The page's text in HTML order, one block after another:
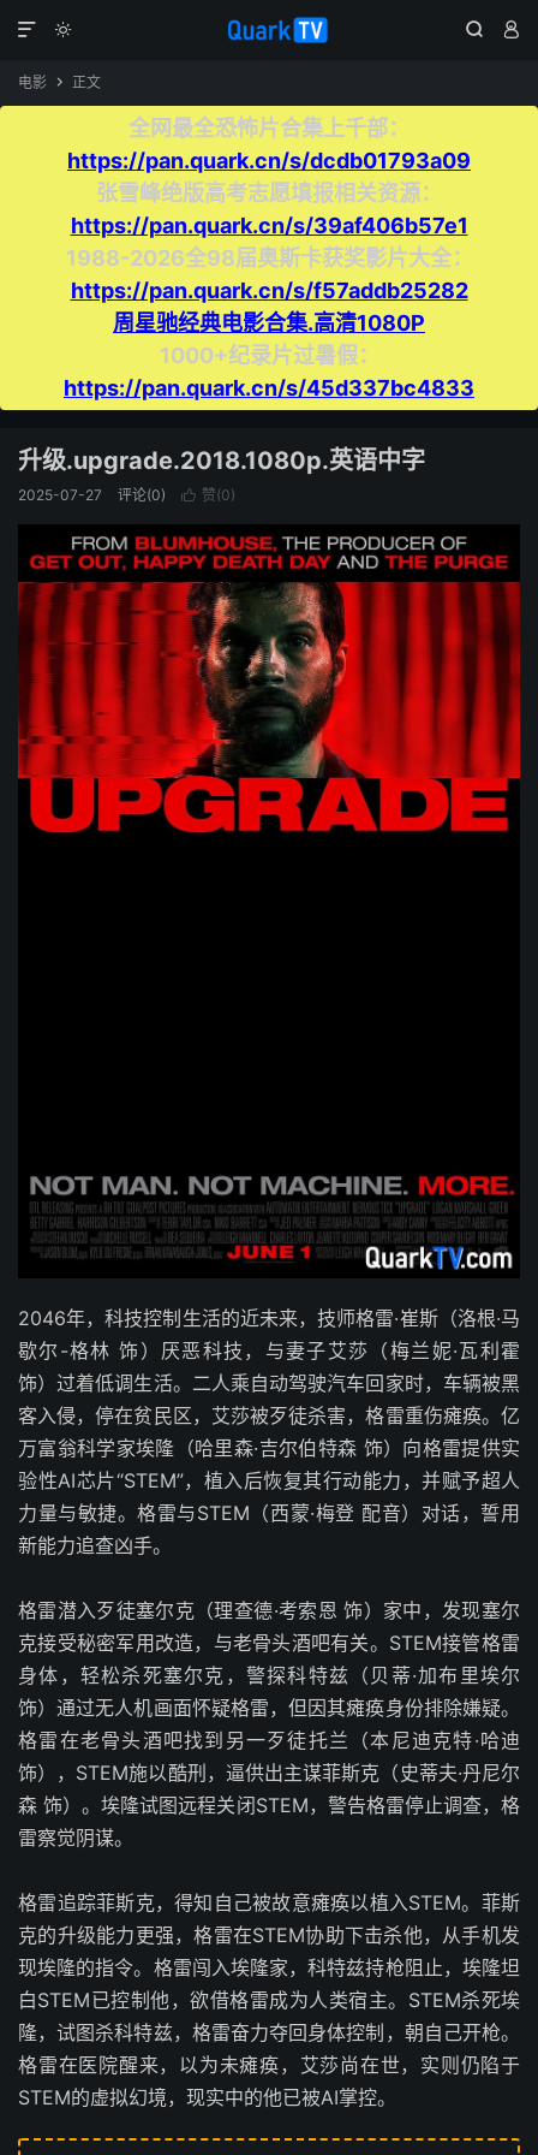
  

电影  正文
全网最全恐怖片合集上千部：
https://pan.quark.cn/s/dcdb01793a09
张雪峰绝版高考志愿填报相关资源：
https://pan.quark.cn/s/39af406b57e1
1988-2026全98届奥斯卡获奖影片大全：
https://pan.quark.cn/s/f57addb25282
周星驰经典电影合集.高清1080P
1000+纪录片过暑假：
https://pan.quark.cn/s/45d337bc4833
升级.upgrade.2018.1080p.英语中字
2025-07-27 评论(0)  赞(0)
2046年，科技控制生活的近未来，技师格雷·崔斯（洛根·马
歇尔-格林 饰）厌恶科技，与妻子艾莎（梅兰妮·瓦利霍
饰）过着低调生活。二人乘自动驾驶汽车回家时，车辆被黑
客入侵，停在贫民区，艾莎被歹徒杀害，格雷重伤瘫痪。亿
万富翁科学家埃隆（哈里森·吉尔伯特森 饰）向格雷提供实
验性AI芯片“STEM”，植入后恢复其行动能力，并赋予超人
力量与敏捷。格雷与STEM（西蒙·梅登 配音）对话，誓用
新能力追查凶手。
格雷潜入歹徒塞尔克（理查德·考索恩 饰）家中，发现塞尔
克接受秘密军用改造，与老骨头酒吧有关。STEM接管格雷
身体，轻松杀死塞尔克，警探科特兹（贝蒂·加布里埃尔
饰）通过无人机画面怀疑格雷，但因其瘫痪身份排除嫌疑。
格雷在老骨头酒吧找到另一歹徒托兰（本尼迪克特·哈迪
饰），STEM施以酷刑，逼供出主谋菲斯克（史蒂夫·丹尼尔
森 饰）。埃隆试图远程关闭STEM，警告格雷停止调查，格
雷察觉阴谋。
格雷追踪菲斯克，得知自己被故意瘫痪以植入STEM。菲斯
克的升级能力更强，格雷在STEM协助下击杀他，从手机发
现埃隆的指令。格雷闯入埃隆家，科特兹持枪阻止，埃隆坦
白STEM已控制他，欲借格雷成为人类宿主。STEM杀死埃
隆，试图杀科特兹，格雷奋力夺回身体控制，朝自己开枪。
格雷在医院醒来，以为未瘫痪，艾莎尚在世，实则仍陷于
STEM的虚拟幻境，现实中的他已被AI掌控。